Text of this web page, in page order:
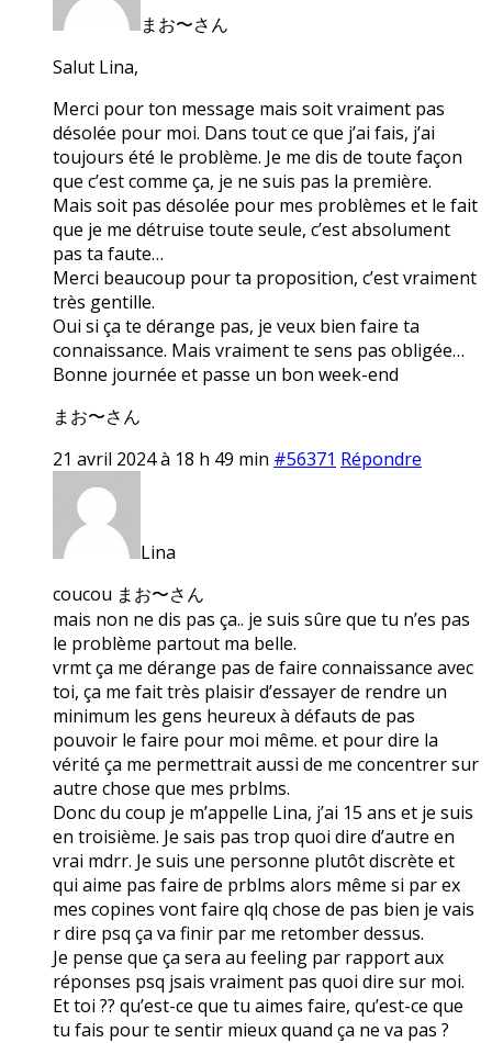
まお〜さん
Salut Lina,
Merci pour ton message mais soit vraiment pas
désolée pour moi. Dans tout ce que j’ai fais, j’ai
toujours été le problème. Je me dis de toute façon
que c’est comme ça, je ne suis pas la première.
Mais soit pas désolée pour mes problèmes et le fait
que je me détruise toute seule, c’est absolument
pas ta faute…
Merci beaucoup pour ta proposition, c’est vraiment
très gentille.
Oui si ça te dérange pas, je veux bien faire ta
connaissance. Mais vraiment te sens pas obligée…
Bonne journée et passe un bon week-end
まお〜さん
21 avril 2024 à 18 h 49 min #56371 Répondre
Lina
coucou まお〜さん
mais non ne dis pas ça.. je suis sûre que tu n’es pas
le problème partout ma belle.
vrmt ça me dérange pas de faire connaissance avec
toi, ça me fait très plaisir d’essayer de rendre un
minimum les gens heureux à défauts de pas
pouvoir le faire pour moi même. et pour dire la
vérité ça me permettrait aussi de me concentrer sur
autre chose que mes prblms.
Donc du coup je m’appelle Lina, j’ai 15 ans et je suis
en troisième. Je sais pas trop quoi dire d’autre en
vrai mdrr. Je suis une personne plutôt discrète et
qui aime pas faire de prblms alors même si par ex
mes copines vont faire qlq chose de pas bien je vais
r dire psq ça va finir par me retomber dessus.
Je pense que ça sera au feeling par rapport aux
réponses psq jsais vraiment pas quoi dire sur moi.
Et toi ?? qu’est-ce que tu aimes faire, qu’est-ce que
tu fais pour te sentir mieux quand ça ne va pas ?